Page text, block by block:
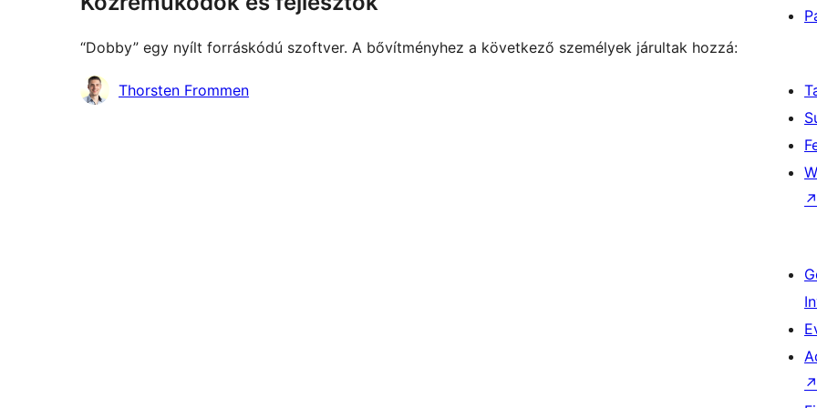
“Dobby” egy nyílt forráskódú szoftver. A bővítményhez a következő személyek járultak hozzá:
Közreműködők
Thorsten Frommen
↗
↗